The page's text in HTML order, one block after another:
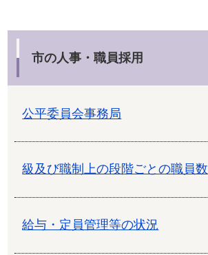
市の人事・職員採用
公平委員会事務局
級及び職制上の段階ごとの職員数
給与・定員管理等の状況